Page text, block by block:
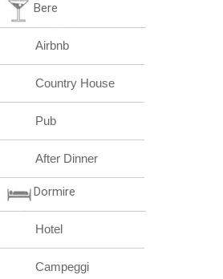
Bere
Airbnb
Country House
Pub
After Dinner
Dormire
Hotel
Campeggi